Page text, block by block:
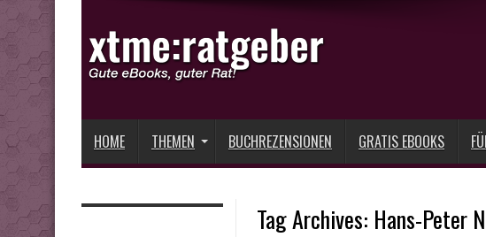
HOME THEMEN BUCHREZENSIONEN GRATIS EBOOKS
Tag Archives: Hans-Peter